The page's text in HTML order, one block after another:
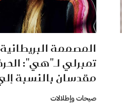
المصممة
تمبرلي لـ"هي":
مقدسان بالنسبة
صيحات وإطلالات